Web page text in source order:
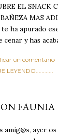
EL SNACK
MAS
te ha apurado
cenar y has
bolsa, frutos
llenos de grasas
ahí. Sin
de ver las
únicamente a
un comentario
LEYENDO............
FAUNIA
amig@s, ayer